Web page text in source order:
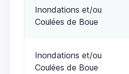
Inondations et/ou
Coulées de Boue
Inondations et/ou
Coulées de Boue